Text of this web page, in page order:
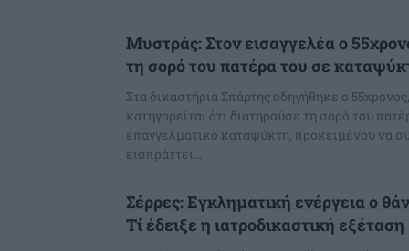
Μυστράς: Στον εισαγγελέα ο
τη σορό του πατέρα του σε
Στα δικαστήρια Σπάρτης οδηγήθηκε ο
κατηγορείται ότι διατηρούσε τη σορό του
επαγγελματικό καταψύκτη, προκειμένου να
εισπράττει...
Σέρρες: Εγκληματική ενέργεια ο
Τί έδειξε η ιατροδικαστική εξέταση